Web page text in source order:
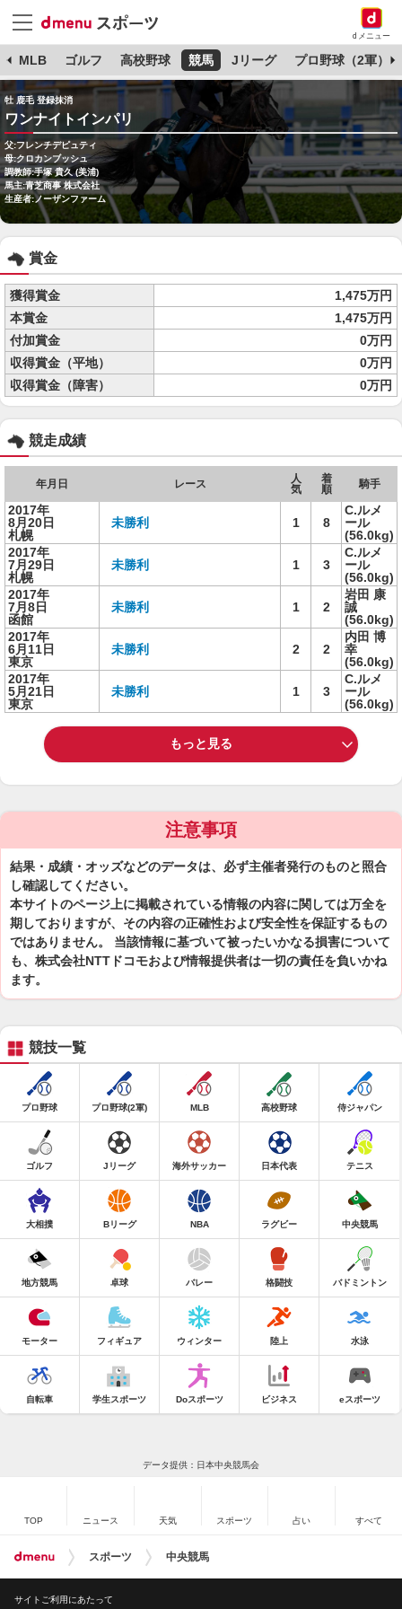
dメニュー
MLB ゴルフ 高校野球 競馬 Jリーグ プロ野球（2軍）
牡 鹿毛 登録抹消
ワンナイトインパリ
父:フレンチデピュティ
母:クロカンブッシュ
調教師:手塚 貴久 (美浦)
馬主:青芝商事 株式会社
生産者:ノーザンファーム
賞金
獲得賞金
1,475万円
本賞金
1,475万円
付加賞金
0万円
収得賞金（平地）
0万円
収得賞金（障害）
0万円
競走成績
年月日 レース
人
気
着
順
騎手
2017年
8月20日
札幌
未勝利 1 8
C.ルメ
ール
(56.0kg)
2017年
7月29日
札幌
未勝利 1 3
C.ルメ
ール
(56.0kg)
2017年
7月8日
函館
未勝利 1 2
岩田 康
誠
(56.0kg)
2017年
6月11日
東京
未勝利 2 2
内田 博
幸
(56.0kg)
2017年
5月21日
東京
未勝利 1 3
C.ルメ
ール
(56.0kg)
もっと見る
注意事項
結果・成績・オッズなどのデータは、必ず主催者発行のものと照合
し確認してください。
本サイトのページ上に掲載されている情報の内容に関しては万全を
期しておりますが、その内容の正確性および安全性を保証するもの
ではありません。 当該情報に基づいて被ったいかなる損害について
も、株式会社NTTドコモおよび情報提供者は一切の責任を負いかね
ます。
競技一覧
プロ野球 プロ野球(2軍) MLB 高校野球 侍ジャパン
ゴルフ Jリーグ 海外サッカー 日本代表 テニス
大相撲 Bリーグ NBA ラグビー 中央競馬
地方競馬 卓球 バレー 格闘技 バドミントン
モーター フィギュア ウィンター 陸上 水泳
自転車 学生スポーツ Doスポーツ ビジネス eスポーツ
データ提供：日本中央競馬会
TOP ニュース 天気 スポーツ 占い すべて
スポーツ 中央競馬
サイトご利用にあたって